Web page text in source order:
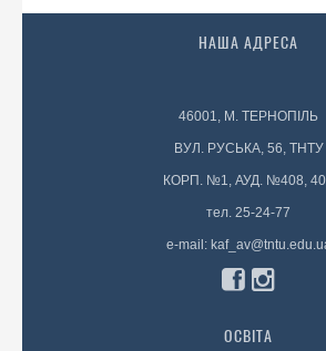
НАША АДРЕСА
46001, М. ТЕРНОПІЛЬ
ВУЛ. РУСЬКА, 56, ТНТУ
КОРП. №1, АУД. №408,
тел. 25-24-77
e-mail:
ОСВІТА